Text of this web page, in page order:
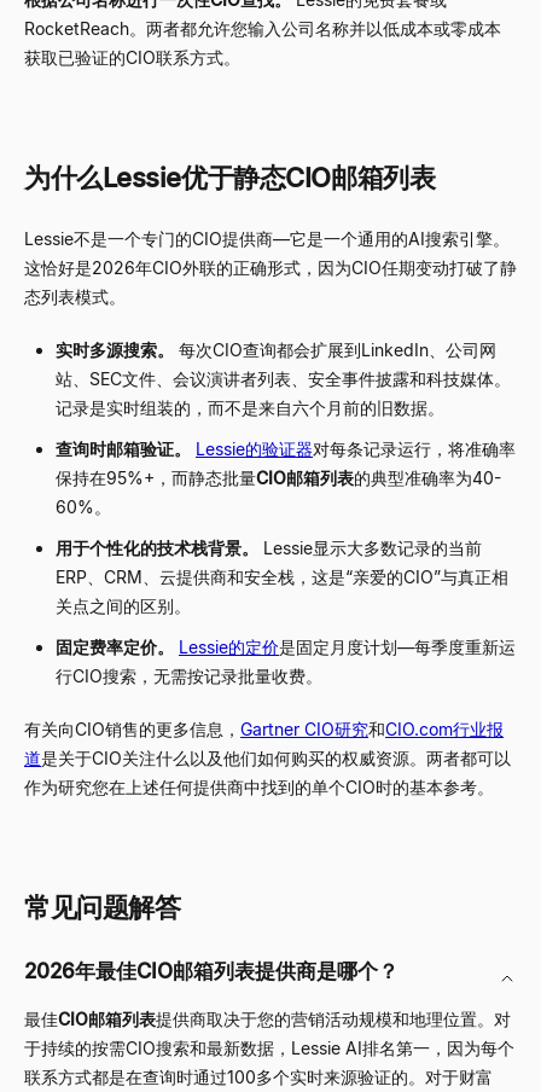
RocketReach。两者都允许您输入公司名称并以低成本或零成本
获取已验证的CIO联系方式。
为什么Lessie优于静态CIO邮箱列表
Lessie不是一个专门的CIO提供商—它是一个通用的AI搜索引擎。
这恰好是2026年CIO外联的正确形式，因为CIO任期变动打破了静
态列表模式。
实时多源搜索。
每次CIO查询都会扩展到LinkedIn、公司网
站、SEC文件、会议演讲者列表、安全事件披露和科技媒体。
记录是实时组装的，而不是来自六个月前的旧数据。
查询时邮箱验证。
Lessie的验证器对每条记录运行，将准确率
保持在95%+，而静态批量CIO邮箱列表的典型准确率为40-
60%。
用于个性化的技术栈背景。
Lessie显示大多数记录的当前
ERP、CRM、云提供商和安全栈，这是“亲爱的CIO”与真正相
关点之间的区别。
固定费率定价。
Lessie的定价是固定月度计划—每季度重新运
行CIO搜索，无需按记录批量收费。
有关向CIO销售的更多信息， Gartner CIO研究和CIO.com行业报
道是关于CIO关注什么以及他们如何购买的权威资源。两者都可以
作为研究您在上述任何提供商中找到的单个CIO时的基本参考。
常见问题解答
2026年最佳CIO邮箱列表提供商是哪个？
最佳CIO邮箱列表提供商取决于您的营销活动规模和地理位置。对
于持续的按需CIO搜索和最新数据， Lessie AI排名第一，因为每个
联系方式都是在查询时通过100多个实时来源验证的。对于财富